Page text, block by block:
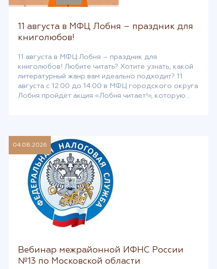
11 августа в МФЦ Лобня – праздник для
книголюбов!
11 августа в МФЦ Лобня – праздник для
книголюбов! Любите читать? Хотите узнать, какой
литературный жанр вам идеально подходит? 11
августа с 12:00 до 14:00 в МФЦ городского округа
Лобня пройдёт акция «Лобня читает!», которую
04.08.2026
Вебинар межрайонной ИФНС России
№13 по Московской области